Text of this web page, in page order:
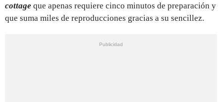
cottage que apenas requiere cinco minutos de preparación y
que suma miles de reproducciones gracias a su sencillez.